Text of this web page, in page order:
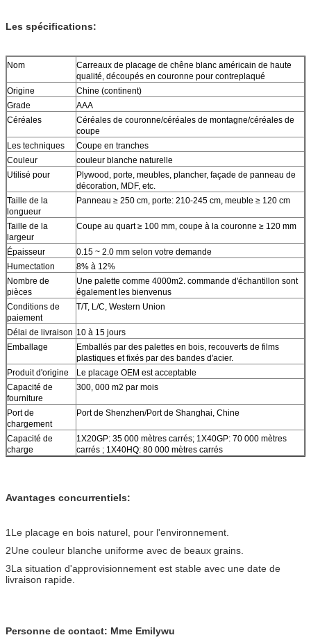
Les spécifications:
Nom
Carreaux de placage de chêne blanc américain de haute
qualité, découpés en couronne pour contreplaqué
Origine
Chine (continent)
Grade
AAA
Céréales
Céréales de couronne/céréales de montagne/céréales de
coupe
Les techniques
Coupe en tranches
Couleur
couleur blanche naturelle
Utilisé pour
Plywood, porte, meubles, plancher, façade de panneau de
décoration, MDF, etc.
Taille de la
longueur
Panneau ≥ 250 cm, porte: 210-245 cm, meuble ≥ 120 cm
Taille de la
largeur
Coupe au quart ≥ 100 mm, coupe à la couronne ≥ 120 mm
Épaisseur
0.15 ~ 2.0 mm selon votre demande
Humectation
8% à 12%
Nombre de
pièces
Une palette comme 4000m2. commande d'échantillon sont
également les bienvenus
Conditions de
paiement
T/T, L/C, Western Union
Délai de livraison 10 à 15 jours
Emballage
Emballés par des palettes en bois, recouverts de films
plastiques et fixés par des bandes d'acier.
Produit d'origine
Le placage OEM est acceptable
Capacité de
fourniture
300, 000 m2 par mois
Port de
chargement
Port de Shenzhen/Port de Shanghai, Chine
Capacité de
charge
1X20GP: 35 000 mètres carrés; 1X40GP: 70 000 mètres
carrés ; 1X40HQ: 80 000 mètres carrés
Avantages concurrentiels:
1Le placage en bois naturel, pour l'environnement.
2Une couleur blanche uniforme avec de beaux grains.
3La situation d'approvisionnement est stable avec une date de
livraison rapide.
Personne de contact: Mme Emilywu